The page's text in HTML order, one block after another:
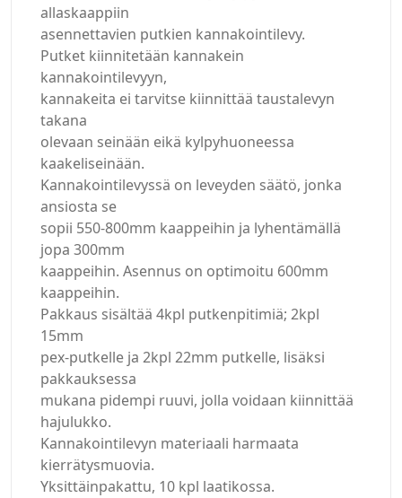
allaskaappiin
asennettavien putkien kannakointilevy.
Putket kiinnitetään kannakein
kannakointilevyyn,
kannakeita ei tarvitse kiinnittää taustalevyn
takana
olevaan seinään eikä kylpyhuoneessa
kaakeliseinään.
Kannakointilevyssä on leveyden säätö, jonka
ansiosta se
sopii 550-800mm kaappeihin ja lyhentämällä
jopa 300mm
kaappeihin. Asennus on optimoitu 600mm
kaappeihin.
Pakkaus sisältää 4kpl putkenpitimiä; 2kpl
15mm
pex-putkelle ja 2kpl 22mm putkelle, lisäksi
pakkauksessa
mukana pidempi ruuvi, jolla voidaan kiinnittää
hajulukko.
Kannakointilevyn materiaali harmaata
kierrätysmuovia.
Yksittäinpakattu, 10 kpl laatikossa.